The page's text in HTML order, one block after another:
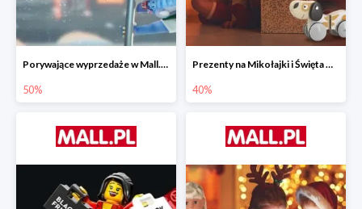
Porywające wyprzedaże w Mall.pl do -50%
50%
Prezenty na Mikołajki i Święta w Mall.pl do -40%
40%